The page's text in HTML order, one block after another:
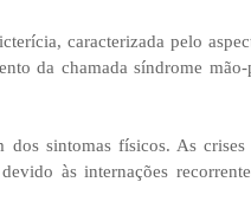
caracterizada pelo
da chamada síndrome
sintomas físicos. As
às internações